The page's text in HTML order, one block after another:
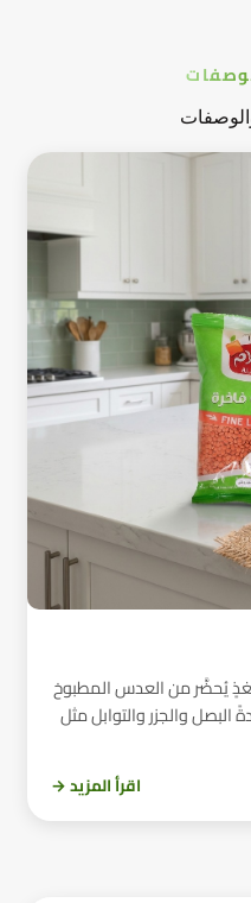
يُحضَّر من العدس المطبوخ
البصل والجزر والتوابل مثل
اقرأ المزيد →